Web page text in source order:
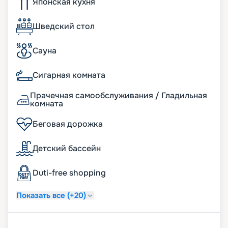
онлайн на нашем сайте. Здесь вы найдете
кают, фото интерьеров и другую необходимую
информацию. Вас ждет роскошный комфорт
MSC Musica!
Шведский стол
Сауна
Сигарная комната
Прачечная самообслуживания / Гладильная
комната
Беговая дорожка
Детский бассейн
Duti-free shopping
Показать все (+20)